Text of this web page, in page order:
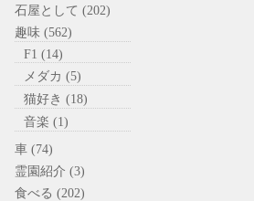
石屋として (202)
趣味 (562)
F1 (14)
メダカ (5)
猫好き (18)
音楽 (1)
車 (74)
霊園紹介 (3)
食べる (202)